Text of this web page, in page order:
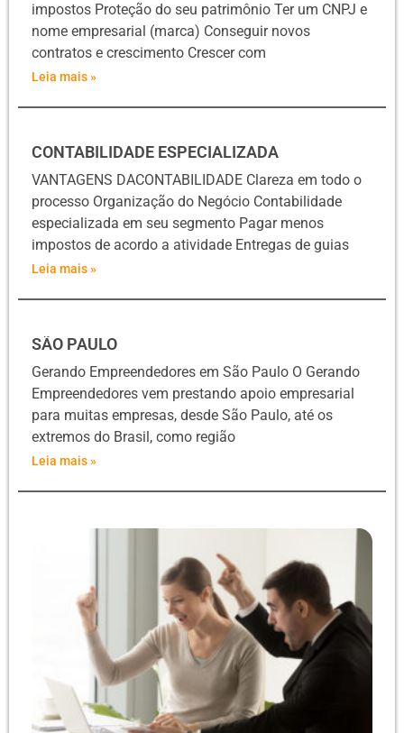
impostos Proteção do seu patrimônio Ter um CNPJ e
nome empresarial (marca) Conseguir novos
contratos e crescimento Crescer com
Leia mais »
CONTABILIDADE ESPECIALIZADA
VANTAGENS DACONTABILIDADE Clareza em todo o
processo Organização do Negócio Contabilidade
especializada em seu segmento Pagar menos
impostos de acordo a atividade Entregas de guias
Leia mais »
SÃO PAULO
Gerando Empreendedores em São Paulo O Gerando
Empreendedores vem prestando apoio empresarial
para muitas empresas, desde São Paulo, até os
extremos do Brasil, como região
Leia mais »